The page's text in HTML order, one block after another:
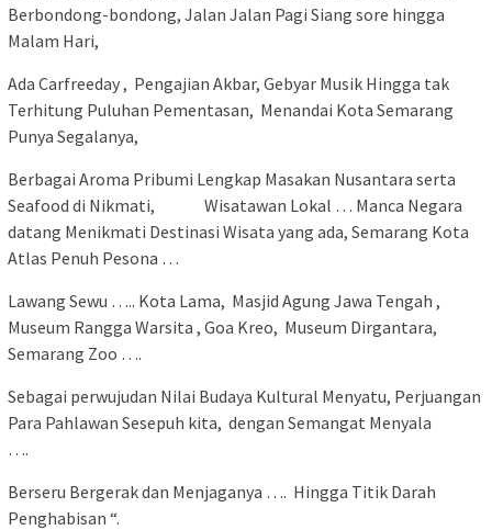
Berbondong-bondong, Jalan Jalan Pagi Siang sore hingga
Malam Hari,
Ada Carfreeday , Pengajian Akbar, Gebyar Musik Hingga tak
Terhitung Puluhan Pementasan, Menandai Kota Semarang
Punya Segalanya,
Berbagai Aroma Pribumi Lengkap Masakan Nusantara serta
Seafood di Nikmati, Wisatawan Lokal … Manca Negara
datang Menikmati Destinasi Wisata yang ada, Semarang Kota
Atlas Penuh Pesona …
Lawang Sewu ….. Kota Lama, Masjid Agung Jawa Tengah ,
Museum Rangga Warsita , Goa Kreo, Museum Dirgantara,
Semarang Zoo ….
Sebagai perwujudan Nilai Budaya Kultural Menyatu, Perjuangan
Para Pahlawan Sesepuh kita, dengan Semangat Menyala
….
Berseru Bergerak dan Menjaganya …. Hingga Titik Darah
Penghabisan “.